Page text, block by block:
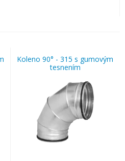
Koleno 90° - 315 s gumovým
tesnením